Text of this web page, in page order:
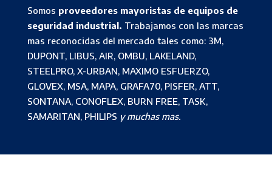
Somos proveedores mayoristas de equipos de
seguridad industrial. Trabajamos con las marcas
mas reconocidas del mercado tales como: 3M,
DUPONT, LIBUS, AIR, OMBU, LAKELAND,
STEELPRO, X-URBAN, MAXIMO ESFUERZO,
GLOVEX, MSA, MAPA, GRAFA70, PISFER, ATT,
SONTANA, CONOFLEX, BURN FREE, TASK,
SAMARITAN, PHILIPS y muchas mas.